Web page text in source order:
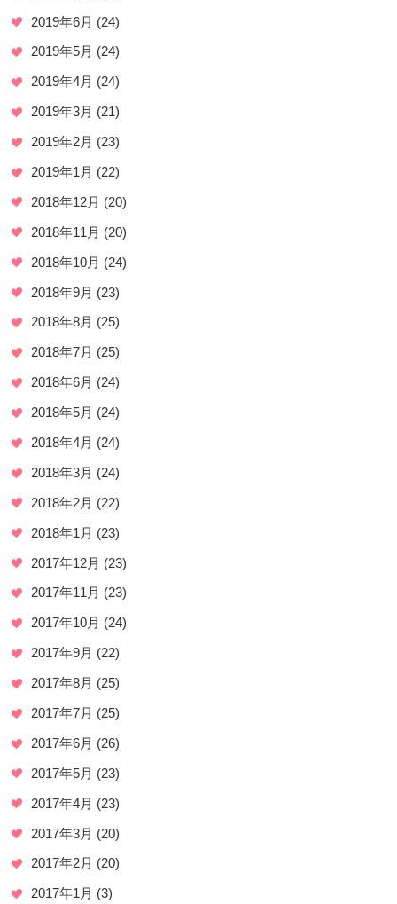
2019年6月 (24)
2019年5月 (24)
2019年4月 (24)
2019年3月 (21)
2019年2月 (23)
2019年1月 (22)
2018年12月 (20)
2018年11月 (20)
2018年10月 (24)
2018年9月 (23)
2018年8月 (25)
2018年7月 (25)
2018年6月 (24)
2018年5月 (24)
2018年4月 (24)
2018年3月 (24)
2018年2月 (22)
2018年1月 (23)
2017年12月 (23)
2017年11月 (23)
2017年10月 (24)
2017年9月 (22)
2017年8月 (25)
2017年7月 (25)
2017年6月 (26)
2017年5月 (23)
2017年4月 (23)
2017年3月 (20)
2017年2月 (20)
2017年1月 (3)